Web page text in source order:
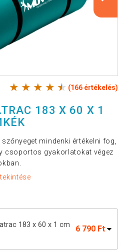
(166 értékelés)
183 X 60 X 1
mindenki értékelni fog,
csoportos gyakorlatokat végez
183 x 60 x 1 cm
6 790 Ft